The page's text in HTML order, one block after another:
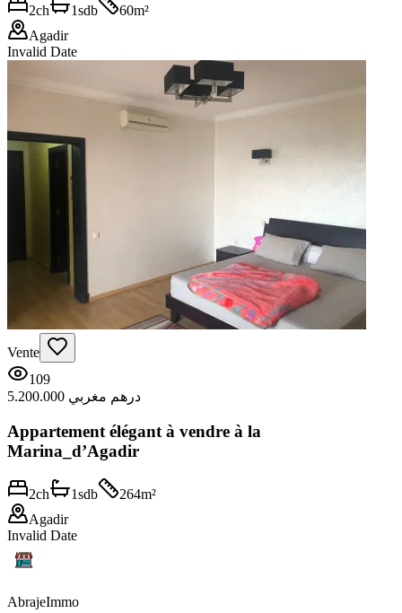
2ch 1sdb 60m²
Agadir
Invalid Date
Vente
109
5.200.000 درهم مغربي
Appartement élégant à vendre à la
Marina_d’Agadir
2ch 1sdb 264m²
Agadir
Invalid Date
AbrajeImmo